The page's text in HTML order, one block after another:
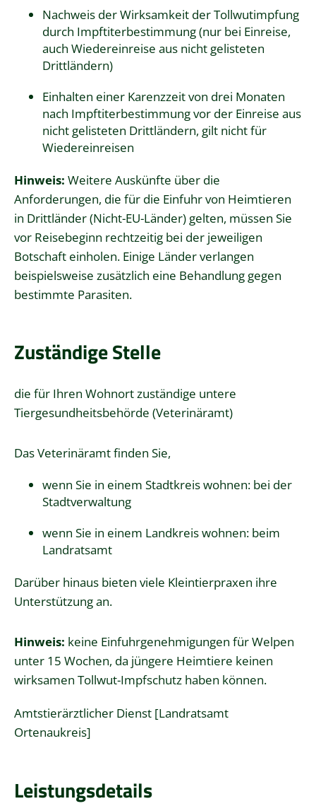
Nachweis der Wirksamkeit der Tollwutimpfung
durch Impftiterbestimmung(nur bei Einreise,
auch Wiedereinreise aus nicht gelisteten
Drittländern)
Einhalten einer Karenzzeit von drei Monaten
nach Impftiterbestimmung vor der Einreise aus
nicht gelisteten Drittländern, gilt nicht für
Wiedereinreisen
Hinweis: Weitere Auskünfte über die
Anforderungen, die für die Einfuhr von Heimtieren
in Drittländer (Nicht-EU-Länder) gelten, müssen Sie
vor Reisebeginn rechtzeitig bei der jeweiligen
Botschaft einholen. Einige Länder verlangen
beispielsweise zusätzlich eine Behandlung gegen
bestimmte Parasiten.
Zuständige Stelle
die für Ihren Wohnort zuständige untere
Tiergesundheitsbehörde (Veterinäramt)
Das Veterinäramt finden Sie,
wenn Sie in einem Stadtkreis wohnen: bei der
Stadtverwaltung
wenn Sie in einem Landkreis wohnen: beim
Landratsamt
Darüber hinaus bieten viele Kleintierpraxen ihre
Unterstützung an.
Hinweis: keine Einfuhrgenehmigungen für Welpen
unter 15 Wochen, da jüngere Heimtiere keinen
wirksamen Tollwut-Impfschutz haben können.
Amtstierärztlicher Dienst [Landratsamt
Ortenaukreis]
Leistungsdetails